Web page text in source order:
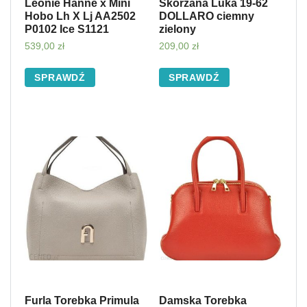
Leonie Hanne x Mini
Hobo Lh X Lj AA2502
P0102 Ice S1121
539,00 zł
SPRAWDŹ
Skórzana Luka 19-62
DOLLARO ciemny
zielony
209,00 zł
SPRAWDŹ
Furla Torebka Primula Damska Torebka